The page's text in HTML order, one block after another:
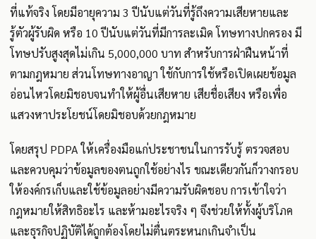
ที่แท้จริง โดยมีอายุความ 3 ปีนับแต่วันที่รู้ถึงความเสียหายและ
รู้ตัวผู้รับผิด หรือ 10 ปีนับแต่วันที่มีการละเมิด โทษทางปกครอง มี
โทษปรับสูงสุดไม่เกิน 5,000,000 บาท สำหรับการฝ่าฝืนหน้าที่
ตามกฎหมาย ส่วนโทษทางอาญา ใช้กับการใช้หรือเปิดเผยข้อมูล
อ่อนไหวโดยมิชอบจนทำให้ผู้อื่นเสียหาย เสียชื่อเสียง หรือเพื่อ
แสวงหาประโยชน์โดยมิชอบด้วยกฎหมาย
โดยสรุป PDPA ให้เครื่องมือแก่ประชาชนในการรับรู้ ตรวจสอบ
และควบคุมว่าข้อมูลของตนถูกใช้อย่างไร ขณะเดียวกันก็วางกรอบ
ให้องค์กรเก็บและใช้ข้อมูลอย่างมีความรับผิดชอบ การเข้าใจว่า
กฎหมายให้สิทธิอะไร และห้ามอะไรจริง ๆ จึงช่วยให้ทั้งผู้บริโภค
และธุรกิจปฏิบัติได้ถูกต้องโดยไม่ตื่นตระหนกเกินจำเป็น